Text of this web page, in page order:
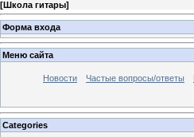
[Школа гитары]
Форма входа
Меню сайта
Новости Частые вопросы/ответы
Categories